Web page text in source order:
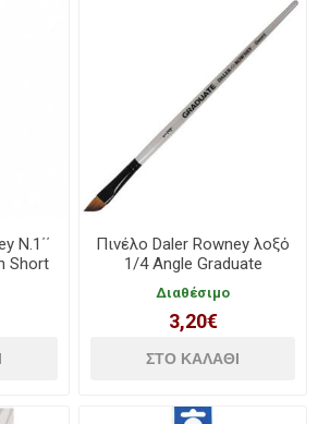
N.1΄΄
Short
Πινέλo Daler Rowney λοξό
1/4 Angle Graduate
Διαθέσιμο
3,20€